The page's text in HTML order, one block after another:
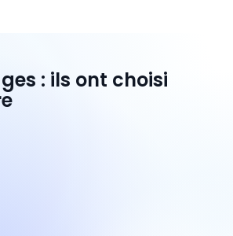
: ils ont choisi